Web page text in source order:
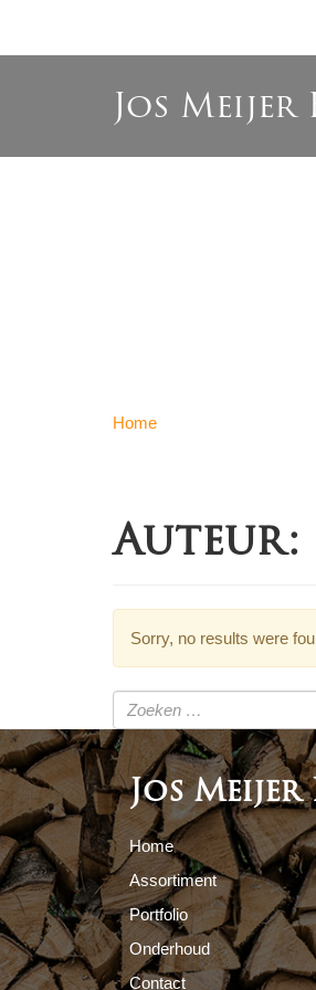
Jos Meijer
Home
Auteur:
Sorry, no results were
Zoeken
naar:
Jos
Home
Assortiment
Portfolio
Onderhoud
Contact